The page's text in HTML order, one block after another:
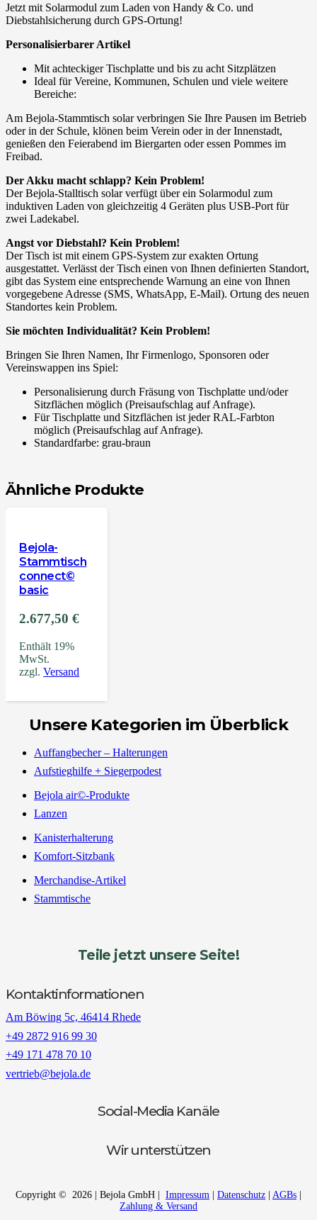
Jetzt mit Solarmodul zum Laden von Handy & Co. und
Diebstahlsicherung durch GPS-Ortung!
Personalisierbarer Artikel
Mit achteckiger Tischplatte und bis zu acht Sitzplätzen
Ideal für Vereine, Kommunen, Schulen und viele weitere
Bereiche:
Am Bejola-Stammtisch solar verbringen Sie Ihre Pausen im Betrieb
oder in der Schule, klönen beim Verein oder in der Innenstadt,
genießen den Feierabend im Biergarten oder essen Pommes im
Freibad.
Der Akku macht schlapp? Kein Problem!
Der Bejola-Stalltisch solar verfügt über ein Solarmodul zum
induktiven Laden von gleichzeitig 4 Geräten plus USB-Port für
zwei Ladekabel.
Angst vor Diebstahl? Kein Problem!
Der Tisch ist mit einem GPS-System zur exakten Ortung
ausgestattet. Verlässt der Tisch einen von Ihnen definierten Standort,
gibt das System eine entsprechende Warnung an eine von Ihnen
vorgegebene Adresse (SMS, WhatsApp, E-Mail). Ortung des neuen
Standortes kein Problem.
Sie möchten Individualität? Kein Problem!
Bringen Sie Ihren Namen, Ihr Firmenlogo, Sponsoren oder
Vereinswappen ins Spiel:
Personalisierung durch Fräsung von Tischplatte und/oder
Sitzflächen möglich (Preisaufschlag auf Anfrage).
Für Tischplatte und Sitzflächen ist jeder RAL-Farbton
möglich (Preisaufschlag auf Anfrage).
Standardfarbe: grau-braun
Ähnliche Produkte
Bejola-
Stammtisch
connect©
basic
2.677,50€
Enthält 19%
MwSt.
zzgl.Versand
Unsere Kategorien im Überblick
Auffangbecher – Halterungen
Aufstieghilfe + Siegerpodest
Bejola air©-Produkte
Lanzen
Kanisterhalterung
Komfort-Sitzbank
Merchandise-Artikel
Stammtische
Teile jetzt unsere Seite!
Kontaktinformationen
Am Böwing 5c, 46414 Rhede
+49 2872 916 99 30
+49 171 478 70 10
vertrieb@bejola.de
Social-Media Kanäle
Wir unterstützen
Copyright © 2026 | Bejola GmbH | Impressum | Datenschutz | AGBs |
Zahlung & Versand